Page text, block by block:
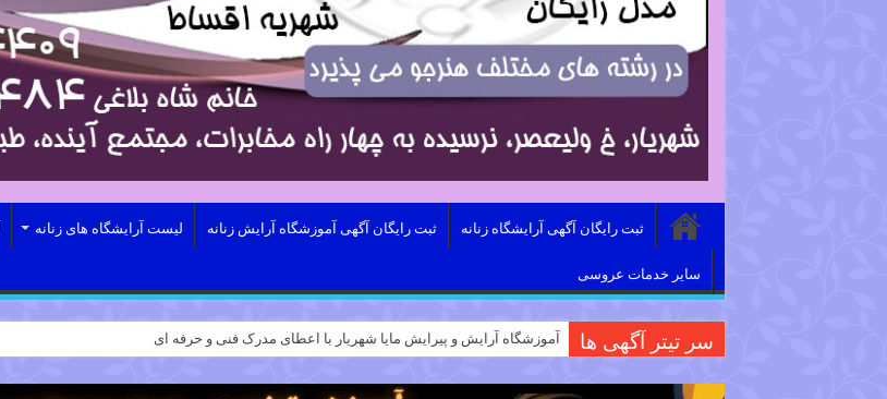
ثبت رایگان آگهی آرایشگاه زنانه ثبت رایگان آگهی آموزشگاه آرایش زنانه لیست آرایشگاه های زنانه
سایر خدمات عروسی
سر تیتر آگهی ها آموزشگاه آرایش و پیرایش مایا شهریار با اعطای مدرک فنی و حرفه ای